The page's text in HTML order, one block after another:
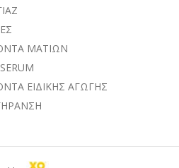
ΜΑΤΙΩΝ
ΕΙΔΙΚΗΣ ΑΓΩΓΗΣ